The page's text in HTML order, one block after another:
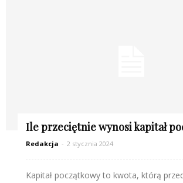
Ile przeciętnie wynosi kapitał
Redakcja - 2 stycznia 2024
Kapitał początkowy to kwota, którą